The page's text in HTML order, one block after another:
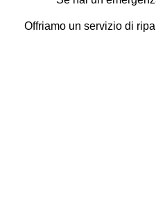
Offriamo un servizio di